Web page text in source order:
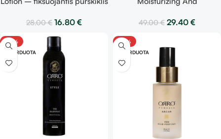
28.00€ 16.80 €
drėkinantis ir
49.00€ 29.40 €
-40%
IŠPARDUOTA
-40%
IŠPARDUOTA